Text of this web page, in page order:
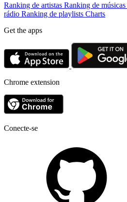
Ranking de artistas Ranking de músicas
rádio Ranking de playlists Charts
Get the apps
Chrome extension
Conecte-se